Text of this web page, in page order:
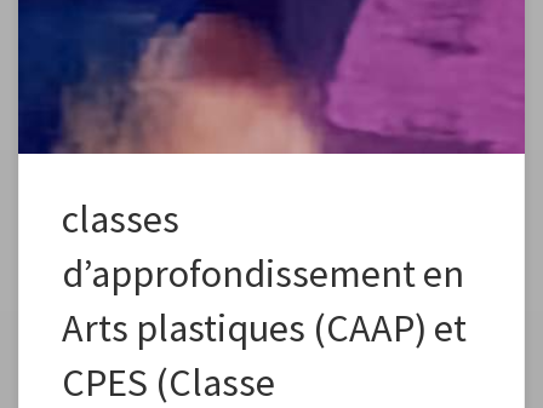
plastiques/sinformer/enseignement-superieur.html
classes
d’approfondissement en
Arts plastiques (CAAP) et
CPES (Classe